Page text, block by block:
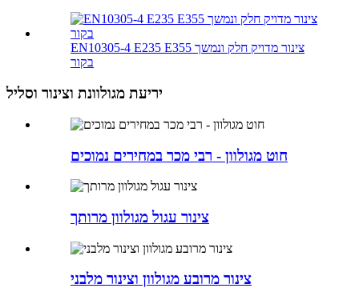
EN10305-4 E235 E355 צינור מדויק חלק ונמשך
בקור
יריעת מגולוונת וצינור וסליל
חוט מגולוון - רבי מכר במחירים נמוכים
צינור עגול מגולוון מרותך
צינור מרובע מגולוון וצינור מלבני